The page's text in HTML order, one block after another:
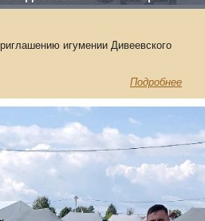
игумении Дивеевского
Подробнее